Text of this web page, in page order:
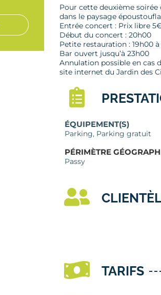
Pour cette deuxième soirée
dans le paysage
Entrée concert : Prix libre
Début du concert : 20h00
Petite restauration : 19h00 à
Bar ouvert jusqu’à 23h00
Annulation possible en cas
site internet du Jardin des
ÉQUIPEMENT(S)
Parking, Parking gratuit
PÉRIMÈTRE
Passy
TARIFS